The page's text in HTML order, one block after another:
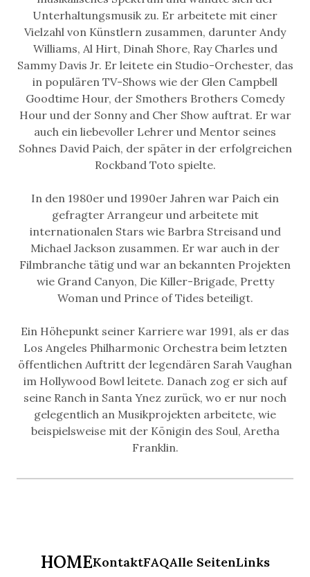
Unterhaltungsmusik zu. Er arbeitete mit einer
Vielzahl von Künstlern zusammen, darunter Andy
Williams, Al Hirt, Dinah Shore, Ray Charles und
Sammy Davis Jr. Er leitete ein Studio-Orchester, das
in populären TV-Shows wie der Glen Campbell
Goodtime Hour, der Smothers Brothers Comedy
Hour und der Sonny and Cher Show auftrat. Er war
auch ein liebevoller Lehrer und Mentor seines
Sohnes David Paich, der später in der erfolgreichen
Rockband Toto spielte.
In den 1980er und 1990er Jahren war Paich ein
gefragter Arrangeur und arbeitete mit
internationalen Stars wie Barbra Streisand und
Michael Jackson zusammen. Er war auch in der
Filmbranche tätig und war an bekannten Projekten
wie Grand Canyon, Die Killer-Brigade, Pretty
Woman und Prince of Tides beteiligt.
Ein Höhepunkt seiner Karriere war 1991, als er das
Los Angeles Philharmonic Orchestra beim letzten
öffentlichen Auftritt der legendären Sarah Vaughan
im Hollywood Bowl leitete. Danach zog er sich auf
seine Ranch in Santa Ynez zurück, wo er nur noch
gelegentlich an Musikprojekten arbeitete, wie
beispielsweise mit der Königin des Soul, Aretha
Franklin.
HOMEKontaktFAQAlle SeitenLinks